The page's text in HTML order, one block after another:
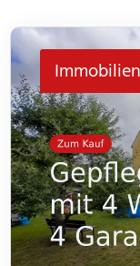
Immobilien